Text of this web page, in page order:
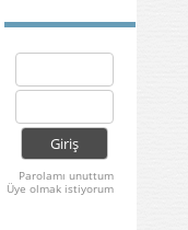
Parolamı unuttum
Üye olmak istiyorum